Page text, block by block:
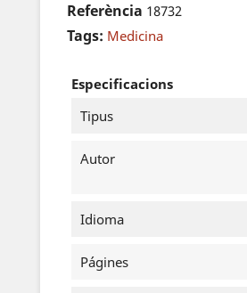
Referència 18732
Tags: Medicina
Especificacions
Tipus
Autor
Idioma
Págines